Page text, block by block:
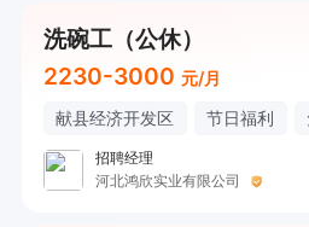
洗碗工（公休）
2230-3000 元/月
献县经济开发区 节日福利
招聘经理
河北鸿欣实业有限公司